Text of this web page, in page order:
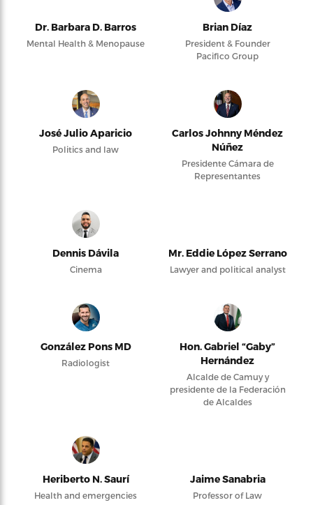
Dr. Barbara D. Barros
Mental Health & Menopause
Brian Díaz
President & Founder
Pacifico Group
José Julio Aparicio
Politics and law
Carlos Johnny Méndez
Núñez
Presidente Cámara de
Representantes
Dennis Dávila
Cinema
Mr. Eddie López Serrano
Lawyer and political analyst
González Pons MD
Radiologist
Hon. Gabriel “Gaby”
Hernández
Alcalde de Camuy y
presidente de la Federación
de Alcaldes
Heriberto N. Saurí
Health and emergencies
Jaime Sanabria
Professor of Law